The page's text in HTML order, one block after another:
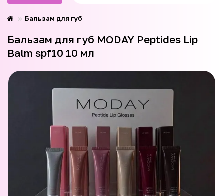
Бальзам для губ
Бальзам для губ MODAY Peptides Lip
Balm spf10 10 мл